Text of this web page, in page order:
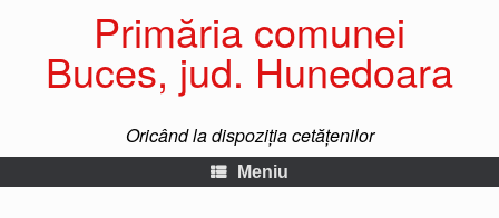
Primăria comunei
Buces, jud. Hunedoara
Oricând la dispoziția cetățenilor
Meniu